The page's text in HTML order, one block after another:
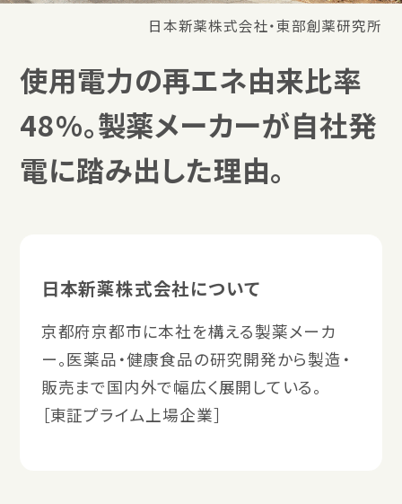
日本新薬株式会社・東部創薬研究所
使用電力の再エネ由来比率
48%。製薬メーカーが自社発
電に踏み出した理由。
日本新薬株式会社について
京都府京都市に本社を構える製薬メーカ
ー。医薬品・健康食品の研究開発から製造・
販売まで国内外で幅広く展開している。
［東証プライム上場企業］